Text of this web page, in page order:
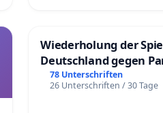
Wiederholung der
Deutschland gegen
78 Unterschriften
26 Unterschriften / 30 Tage